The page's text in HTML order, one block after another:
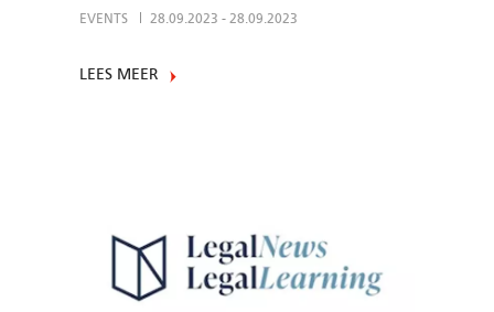
EVENTS 28.09.2023 - 28.09.2023
LEES MEER